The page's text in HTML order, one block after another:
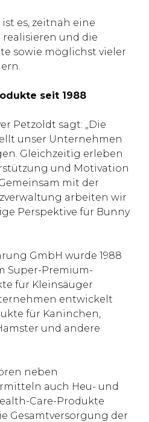
es, zeitnah eine
und die
sowie möglichst vieler
seit 1988
Petzoldt sagt: „Die
unser Unternehmen
Gleichzeitig erleben
und Motivation
mit der
arbeiten wir
Perspektive für Bunny
GmbH wurde 1988
Super-Premium-
für Kleinsäuger
entwickelt
für Kaninchen,
und andere
neben
auch Heu- und
Care-Produkte
Gesamtversorgung der